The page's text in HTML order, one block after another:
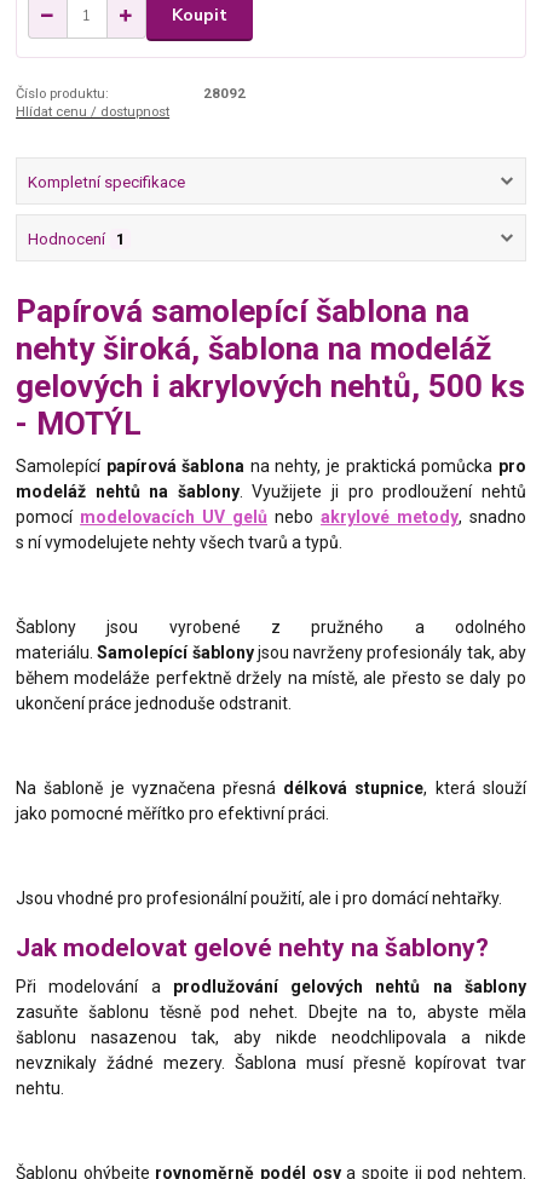
Koupit
Číslo produktu:
28092
Hlídat cenu / dostupnost
Kompletní specifikace
Hodnocení 1
Papírová samolepící šablona na
nehty široká, šablona na modeláž
gelových i akrylových nehtů, 500 ks
- MOTÝL
Samolepící papírová šablona na nehty, je praktická pomůcka pro
modeláž nehtů na šablony. Využijete ji pro prodloužení nehtů
pomocí modelovacích UV gelů nebo akrylové metody, snadno
s ní vymodelujete nehty všech tvarů a typů.
Šablony jsou vyrobené z pružného a odolného
materiálu.Samolepící šablonyjsou navrženy profesionály tak, aby
během modeláže perfektně držely na místě, ale přesto se daly po
ukončení práce jednoduše odstranit.
Na šabloně je vyznačena přesná délková stupnice, která slouží
jako pomocné měřítko pro efektivní práci.
Jsou vhodné pro profesionální použití, ale i pro domácí nehtařky.
Jak modelovat gelové nehty na šablony?
Při modelování a prodlužování gelových nehtů na šablony
zasuňte šablonu těsně pod nehet. Dbejte na to, abyste měla
šablonu nasazenou tak, aby nikde neodchlipovala a nikde
nevznikaly žádné mezery. Šablona musí přesně kopírovat tvar
nehtu.
Šablonu ohýbejte rovnoměrně podél osya spojte ji pod nehtem.